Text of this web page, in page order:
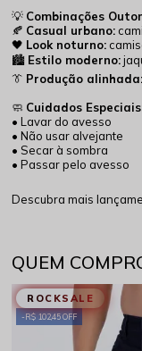
💡 Combinações
🍂 Casual urbano:
🖤 Look noturno:
🏙️ Estilo moderno:
👔 Produção alinhada:
🧼 Cuidados
• Lavar do avesso
• Não usar alvejante
• Secar à sombra
• Passar pelo avesso
Descubra mais
QUEM
R$ 102,45 OFF
ROCKSALE